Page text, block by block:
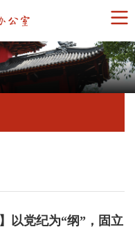
以党纪为“纲”，固立